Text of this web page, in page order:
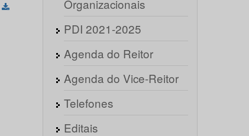
Organizacionais
PDI 2021-2025
Agenda do Reitor
Agenda do Vice-Reitor
Telefones
Editais